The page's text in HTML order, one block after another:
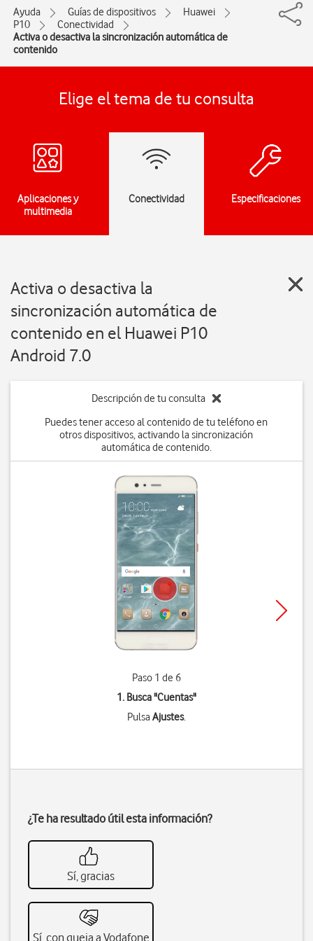
Ayuda Guías de dispositivos
Huawei
P10
Conectividad
Activa o desactiva la sincronización automática de
contenido
Elige el tema de tu consulta
Aplicaciones y
multimedia
Conectividad Especificaciones
Activa o desactiva la
sincronización automática de
contenido en el Huawei P10
Android 7.0
Descripción de tu consulta
Puedes tener acceso al contenido de tu teléfono en
otros dispositivos, activando la sincronización
automática de contenido.
Paso 1 de 6
1. Busca "Cuentas"
PulsaAjustes.
¿Te ha resultado útil esta información?
Sí, gracias
Sí, con queja a Vodafone